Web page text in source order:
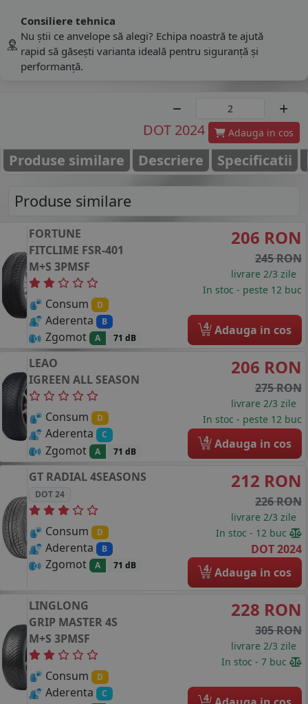
Consiliere tehnica
Nu știi ce anvelope să alegi? Echipa noastră te ajută
rapid să găsești varianta ideală pentru siguranță și
performanță.
DOT 2024 Adauga in cos
Produse similare Descriere Specificatii
Produse similare
FORTUNE
FITCLIME FSR-401
M+S 3PMSF
Consum D
Aderenta B
Zgomot A 71 dB
206 RON
245 RON
livrare 2/3 zile
In stoc - peste 12 buc
4 Adauga in cos
LEAO
IGREEN ALL SEASON
Consum D
Aderenta C
Zgomot A 71 dB
206 RON
275 RON
livrare 2/3 zile
In stoc - peste 12 buc
4 Adauga in cos
GT RADIAL 4SEASONS
DOT 24
Consum D
Aderenta B
Zgomot A 71 dB
212 RON
226 RON
livrare 2/3 zile
In stoc - 12 buc
DOT 2024
4 Adauga in cos
LINGLONG
GRIP MASTER 4S
M+S 3PMSF
Consum D
Aderenta C
228 RON
305 RON
livrare 2/3 zile
In stoc - 7 buc
4